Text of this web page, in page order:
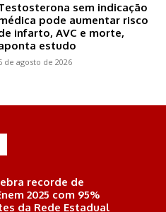
sem indicação
pode aumentar risco
infarto, AVC e morte,
estudo
de agosto de 2026
recorde de
2025 com 95%
da Rede Estadual